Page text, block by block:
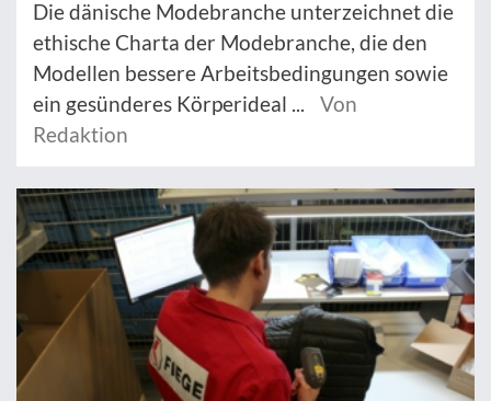
Die dänische Modebranche unterzeichnet die
ethische Charta der Modebranche, die den
Modellen bessere Arbeitsbedingungen sowie
ein gesünderes Körperideal ...
Von
Redaktion